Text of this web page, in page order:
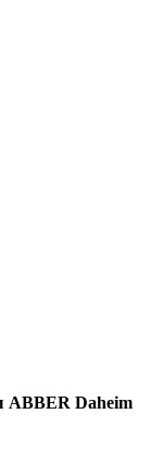
ABBER Daheim